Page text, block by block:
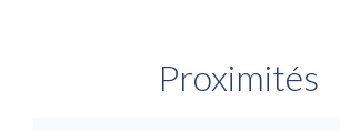
Proximités